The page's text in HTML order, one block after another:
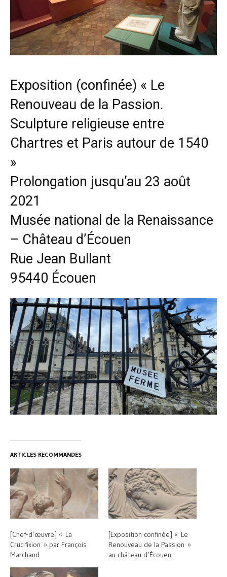
Exposition (confinée) « Le
Renouveau de la Passion.
Sculpture religieuse entre
Chartres et Paris autour de 1540
»
Prolongation jusqu’au 23 août
2021
Musée national de la Renaissance
– Château d’Écouen
Rue Jean Bullant
95440 Écouen
ARTICLES RECOMMANDÉS
[Chef-d’œuvre] « La
Crucifixion » par François
Marchand
[Exposition confinée] « Le
Renouveau de la Passion »
au château d’Écouen